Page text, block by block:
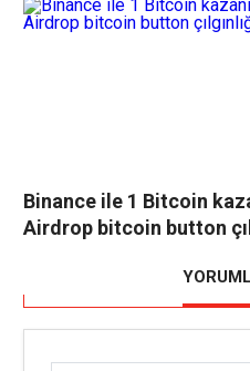
Binance ile 1 Bitcoin
Airdrop bitcoin button